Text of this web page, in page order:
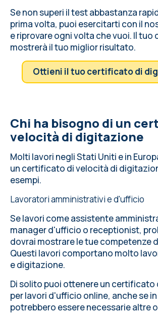
Se non superi il test abbastanza
prima volta, puoi esercitarti con il
e riprovare ogni volta che vuoi. Il
mostrerà il tuo miglior risultato.
Ottieni il tuo certificato di
Chi ha bisogno di un
velocità di digitazione
Molti lavori negli Stati Uniti e in
un certificato di velocità di
esempi.
Lavoratori amministrativi e d'ufficio
Se lavori come assistente
manager d'ufficio o receptionist,
dovrai mostrare le tue competenze
Questi lavori comportano molto
e digitazione.
Di solito puoi ottenere un
per lavori d'ufficio online, anche se
potrebbero essere necessarie altre